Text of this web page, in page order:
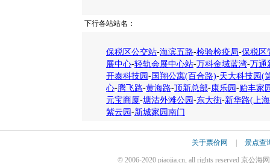
下行各站站名：
保税区公交站-海滨五路-检验检疫局-保税区
展中心-轻轨会展中心站-万科金域蓝湾-万通
开泰科技园 -国翔公寓(百合路)-天大科技园(
心-腾飞路-黄海路-顶新总部-康乐园 -贻丰家
元宝商厦-塘沽外滩公园 -东大街-新华路(上
紫云园 -新城家园南门
关于票价网 景点查
© 2006-2020 piaojia.cn, all rights reserved 京公海